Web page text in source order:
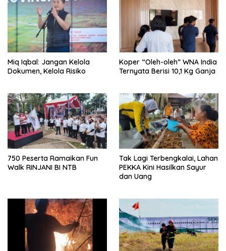
Miq Iqbal: Jangan Kelola
Dokumen, Kelola Risiko
Koper “Oleh-oleh” WNA India
Ternyata Berisi 10,1 Kg Ganja
750 Peserta Ramaikan Fun
Walk RINJANI BI NTB
Tak Lagi Terbengkalai, Lahan
PEKKA Kini Hasilkan Sayur
dan Uang